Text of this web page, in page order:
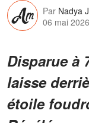
Par Nadya
06 mai 2026
Disparue à
laisse
étoile